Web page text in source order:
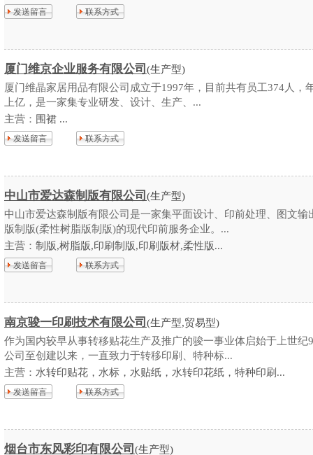
发送留言 联系方式
厦门维京企业服务有限公司 (生产型)
厦门维晶家居用品有限公司成立于1997年，目前共有员工374人，
上亿，是一家集专业研发、设计、生产、...
主营： 围裙 ...
发送留言 联系方式
中山市爱达森制版有限公司 (生产型)
中山市爱达森制版有限公司是一家集平面设计、印前处理、图文输
版制版(柔性树脂版制版)的现代印前服务企业。...
主营： 制版,树脂版,印刷制版,印刷版材,柔性版...
发送留言 联系方式
南京骏一印刷技术有限公司 (生产型,贸易型)
作为国内较早从事转移贴花生产及推广的骏一事业体启始于上世纪
公司至创建以来，一直致力于转移印刷、特种标...
主营： 水转印贴花，水标，水贴纸，水转印花纸，特种印刷...
发送留言 联系方式
烟台市东风彩印有限公司 (生产型)